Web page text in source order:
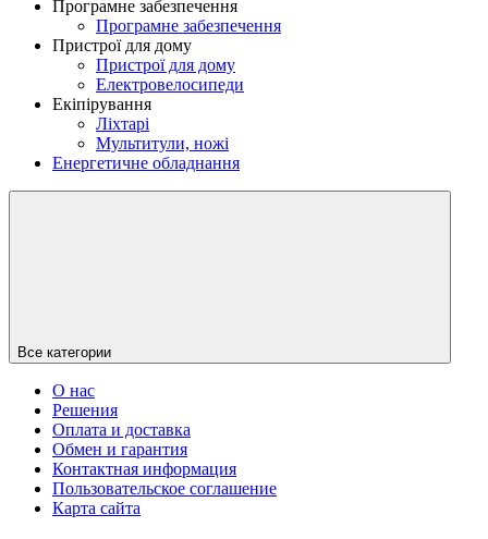
Програмне забезпечення
Програмне забезпечення
Пристрої для дому
Пристрої для дому
Електровелосипеди
Екіпірування
Ліхтарі
Мультитули, ножі
Енергетичне обладнання
Все категории
О нас
Решения
Оплата и доставка
Обмен и гарантия
Контактная информация
Пользовательское соглашение
Карта сайта